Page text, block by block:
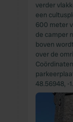
verder
een
600 meter
de camper
boven
over de
48.56948, -